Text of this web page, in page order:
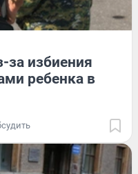
за избиения
ребенка в